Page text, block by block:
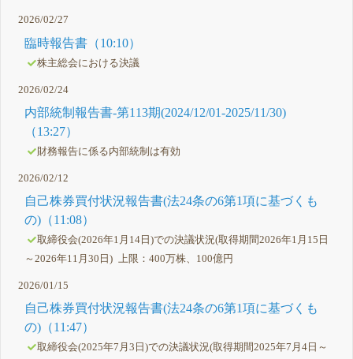
2026/02/27
臨時報告書（10:10）
株主総会における決議
2026/02/24
内部統制報告書-第113期(2024/12/01-2025/11/30)
（13:27）
財務報告に係る内部統制は有効
2026/02/12
自己株券買付状況報告書(法24条の6第1項に基づくも
の)（11:08）
取締役会(2026年1月14日)での決議状況(取得期間2026年1月15日
～2026年11月30日) 上限：400万株、100億円
2026/01/15
自己株券買付状況報告書(法24条の6第1項に基づくも
の)（11:47）
取締役会(2025年7月3日)での決議状況(取得期間2025年7月4日～